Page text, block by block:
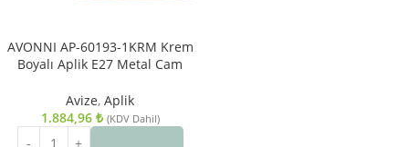
AVONNI AP-60193-1KRM Krem
Boyalı Aplik E27 Metal Cam
Avize, Aplik
1.884,96 ₺ (KDV Dahil)